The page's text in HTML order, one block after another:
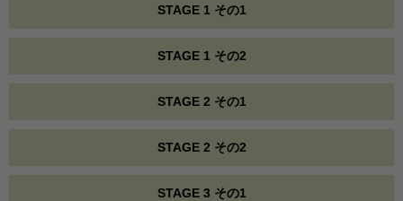
STAGE 1 その1
STAGE 1 その2
STAGE 2 その1
STAGE 2 その2
STAGE 3 その1